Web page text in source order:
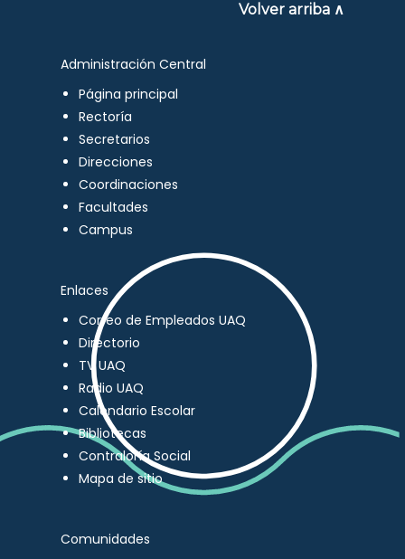
Volver arriba ∧
Administración Central
Página principal
Rectoría
Secretarios
Direcciones
Coordinaciones
Facultades
Campus
Enlaces
Correo de Empleados UAQ
Directorio
TV UAQ
Radio UAQ
Calendario Escolar
Bibliotecas
Contraloría Social
Mapa de sitio
Comunidades